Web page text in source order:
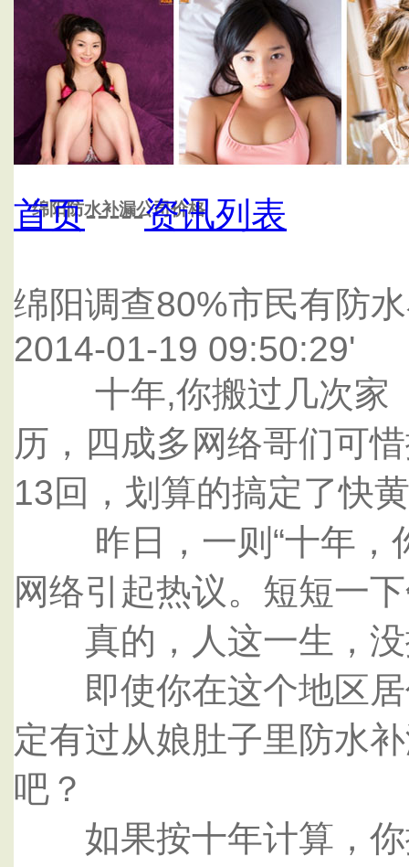
绵阳防水补漏公司价格
绵阳科茂防水补漏公司
首页-----资讯列表
绵阳调查80%市民有防
2014-01-19 09:50:29'
十年,你搬过几次家
历，四成多网络哥们可
13回，划算的搞定了快
昨日，一则“十年，
网络引起热议。短短一
真的，人这一生，没
即使你在这个地区居
定有过从娘肚子里防水
吧？
如果按十年计算，你